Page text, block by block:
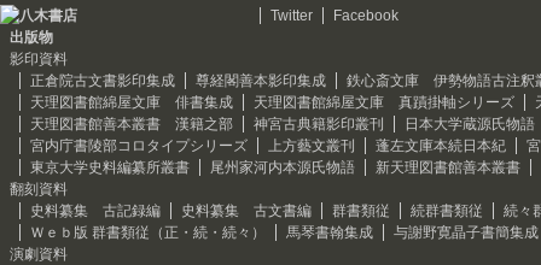
Twitter
Facebook
出版物
影印資料
正倉院古文書影印集成
尊経閣善本影印集成
鉄心斎文庫 伊勢物語古注釈
天理図書館綿屋文庫 俳書集成
天理図書館綿屋文庫 真蹟掛軸シリーズ
天理図書館善本叢書 漢籍之部
神宮古典籍影印叢刊
日本大学蔵源氏物語
宮内庁書陵部コロタイプシリーズ
上方藝文叢刊 蓬左文庫本続日本紀
東京大学史料編纂所叢書
尾州家河内本源氏物語
新天理図書館善本叢書
翻刻資料
史料纂集 古記録編
史料纂集 古文書編 群書類従 続群書類従
続々
Ｗｅｂ版 群書類従（正・続・続々）
馬琴書翰集成
与謝野寛晶子書簡集成
演劇資料